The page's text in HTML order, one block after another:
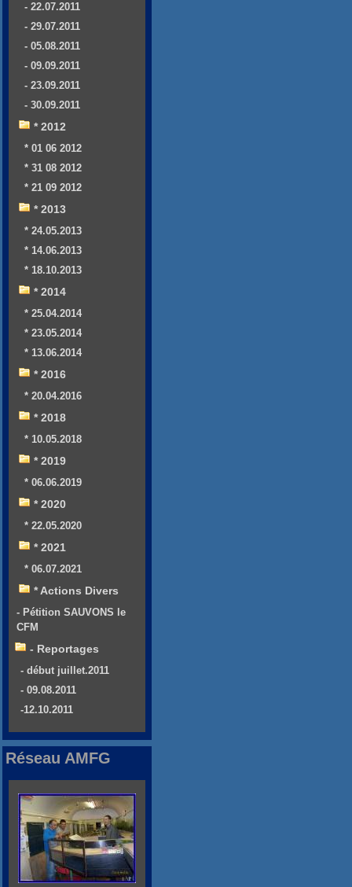
- 22.07.2011
- 29.07.2011
- 05.08.2011
- 09.09.2011
- 23.09.2011
- 30.09.2011
* 2012
* 01 06 2012
* 31 08 2012
* 21 09 2012
* 2013
* 24.05.2013
* 14.06.2013
* 18.10.2013
* 2014
* 25.04.2014
* 23.05.2014
* 13.06.2014
* 2016
* 20.04.2016
* 2018
* 10.05.2018
* 2019
* 06.06.2019
* 2020
* 22.05.2020
* 2021
* 06.07.2021
* Actions Divers
- Pétition SAUVONS le
CFM
- Reportages
- début juillet.2011
- 09.08.2011
-12.10.2011
Réseau AMFG